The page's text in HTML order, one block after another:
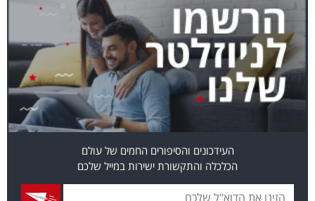
העידכונים והסיפורים החמים של עולם
הכלכלה והתקשורת ישירות במייל שלכם